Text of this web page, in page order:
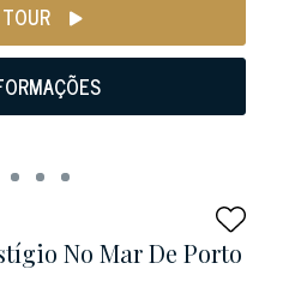
No Mar De Porto